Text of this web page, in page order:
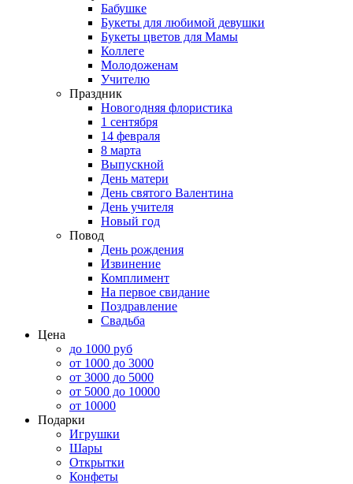
Бабушке
Букеты для любимой девушки
Букеты цветов для Мамы
Коллеге
Молодоженам
Учителю
Праздник
Новогодняя флористика
1 сентября
14 февраля
8 марта
Выпускной
День матери
День святого Валентина
День учителя
Новый год
Повод
День рождения
Извинение
Комплимент
На первое свидание
Поздравление
Свадьба
Цена
до 1000 руб
от 1000 до 3000
от 3000 до 5000
от 5000 до 10000
от 10000
Подарки
Игрушки
Шары
Открытки
Конфеты